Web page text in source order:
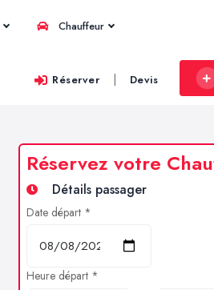
Chauffeur
Réserver | Devis
Réservez votre
Détails passager
Date départ *
Heure départ *